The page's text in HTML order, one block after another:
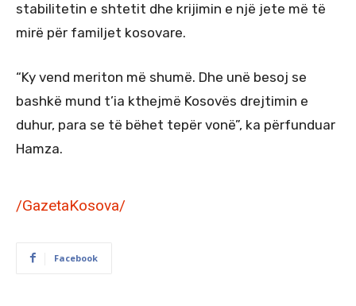
stabilitetin e shtetit dhe krijimin e një jete më të
mirë për familjet kosovare.
“Ky vend meriton më shumë. Dhe unë besoj se
bashkë mund t’ia kthejmë Kosovës drejtimin e
duhur, para se të bëhet tepër vonë”, ka përfunduar
Hamza.
/GazetaKosova/
Facebook